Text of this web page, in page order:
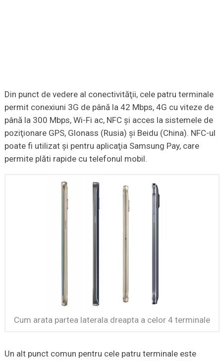
Din punct de vedere al conectivităţii, cele patru terminale
permit conexiuni 3G de până la 42 Mbps, 4G cu viteze de
până la 300 Mbps, Wi-Fi ac, NFC şi acces la sistemele de
poziţionare GPS, Glonass (Rusia) şi Beidu (China). NFC-ul
poate fi utilizat şi pentru aplicaţia Samsung Pay, care
permite plăti rapide cu telefonul mobil.
Cum arata partea laterala dreapta a celor 4 terminale
Un alt punct comun pentru cele patru terminale este